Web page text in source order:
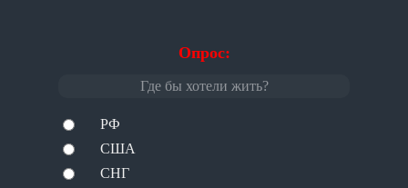
Опрос:
Где бы хотели жить?
РФ
США
СНГ